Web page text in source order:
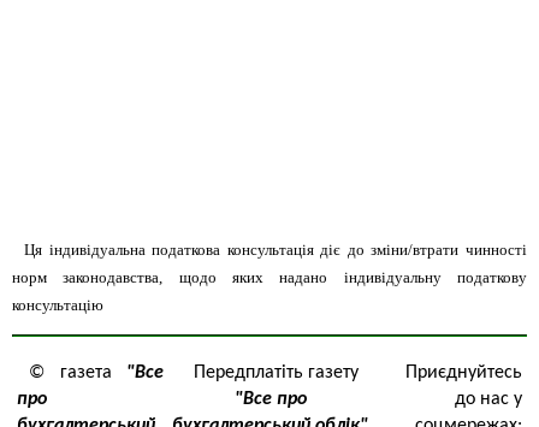
Ця індивідуальна податкова консультація діє до зміни/втрати чинності
норм законодавства, щодо яких надано індивідуальну податкову
консультацію
© газета "Все
про
Передплатіть газету
"Все про
Приєднуйтесь
до нас у